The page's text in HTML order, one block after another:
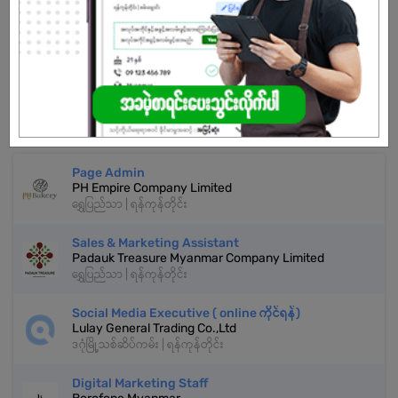
အကောင့်မရှိသေးဘူးလား?
မှတ်ပုံတင်မယ်
နောက်ထပ်အလားတူအလုပ်များ
Page Admin
PH Empire Company Limited
ရွှေပြည်သာ | ရန်ကုန်တိုင်း
Sales & Marketing Assistant
Padauk Treasure Myanmar Company Limited
ရွှေပြည်သာ | ရန်ကုန်တိုင်း
Social Media Executive ( online ကိုင်ရန်)
Lulay General Trading Co.,Ltd
ဒဂုံမြို့သစ်ဆိပ်ကမ်း | ရန်ကုန်တိုင်း
Digital Marketing Staff